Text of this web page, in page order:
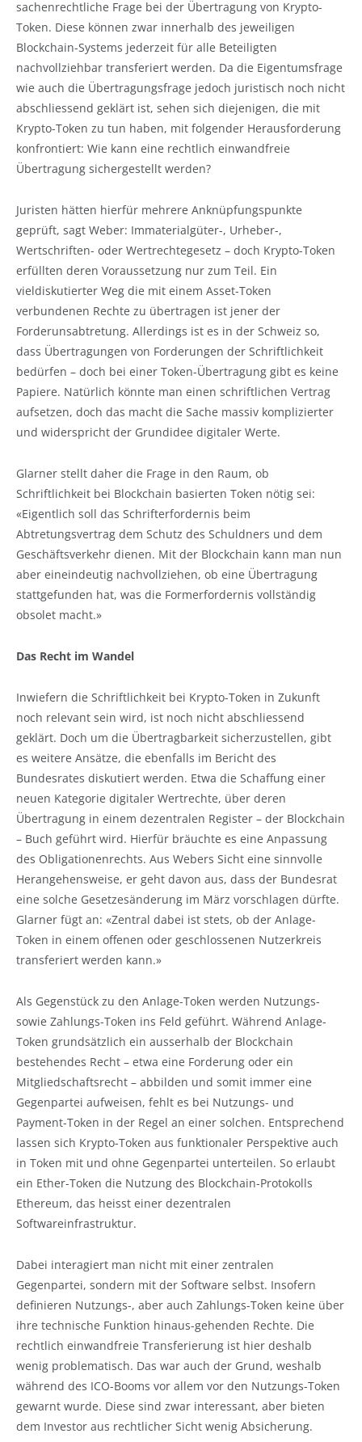
sachenrechtliche Frage bei der Übertragung von Krypto-
Token. Diese können zwar innerhalb des jeweiligen
Blockchain-Systems jederzeit für alle Beteiligten
nachvollziehbar transferiert werden. Da die Eigentumsfrage
wie auch die Übertragungsfrage jedoch juristisch noch nicht
abschliessend geklärt ist, sehen sich diejenigen, die mit
Krypto-Token zu tun haben, mit folgender Herausforderung
konfrontiert: Wie kann eine rechtlich einwandfreie
Übertragung sichergestellt werden?
Juristen hätten hierfür mehrere Anknüpfungspunkte
geprüft, sagt Weber: Immaterialgüter-, Urheber-,
Wertschriften- oder Wertrechtegesetz – doch Krypto-Token
erfüllten deren Voraussetzung nur zum Teil. Ein
vieldiskutierter Weg die mit einem Asset-Token
verbundenen Rechte zu übertragen ist jener der
Forderunsabtretung. Allerdings ist es in der Schweiz so,
dass Übertragungen von Forderungen der Schriftlichkeit
bedürfen – doch bei einer Token-Übertragung gibt es keine
Papiere. Natürlich könnte man einen schriftlichen Vertrag
aufsetzen, doch das macht die Sache massiv komplizierter
und widerspricht der Grundidee digitaler Werte.
Glarner stellt daher die Frage in den Raum, ob
Schriftlichkeit bei Blockchain basierten Token nötig sei:
«Eigentlich soll das Schrifterfordernis beim
Abtretungsvertrag dem Schutz des Schuldners und dem
Geschäftsverkehr dienen. Mit der Blockchain kann man nun
aber eineindeutig nachvollziehen, ob eine Übertragung
stattgefunden hat, was die Formerfordernis vollständig
obsolet macht.»
Das Recht im Wandel
Inwiefern die Schriftlichkeit bei Krypto-Token in Zukunft
noch relevant sein wird, ist noch nicht abschliessend
geklärt. Doch um die Übertragbarkeit sicherzustellen, gibt
es weitere Ansätze, die ebenfalls im Bericht des
Bundesrates diskutiert werden. Etwa die Schaffung einer
neuen Kategorie digitaler Wertrechte, über deren
Übertragung in einem dezentralen Register – der Blockchain
– Buch geführt wird. Hierfür bräuchte es eine Anpassung
des Obligationenrechts. Aus Webers Sicht eine sinnvolle
Herangehensweise, er geht davon aus, dass der Bundesrat
eine solche Gesetzesänderung im März vorschlagen dürfte.
Glarner fügt an: «Zentral dabei ist stets, ob der Anlage-
Token in einem offenen oder geschlossenen Nutzerkreis
transferiert werden kann.»
Als Gegenstück zu den Anlage-Token werden Nutzungs-
sowie Zahlungs-Token ins Feld geführt. Während Anlage-
Token grundsätzlich ein ausserhalb der Blockchain
bestehendes Recht – etwa eine Forderung oder ein
Mitgliedschaftsrecht – abbilden und somit immer eine
Gegenpartei aufweisen, fehlt es bei Nutzungs- und
Payment-Token in der Regel an einer solchen. Entsprechend
lassen sich Krypto-Token aus funktionaler Perspektive auch
in Token mit und ohne Gegenpartei unterteilen. So erlaubt
ein Ether-Token die Nutzung des Blockchain-Protokolls
Ethereum, das heisst einer dezentralen
Softwareinfrastruktur.
Dabei interagiert man nicht mit einer zentralen
Gegenpartei, sondern mit der Software selbst. Insofern
definieren Nutzungs-, aber auch Zahlungs-Token keine über
ihre technische Funktion hinaus-gehenden Rechte. Die
rechtlich einwandfreie Transferierung ist hier deshalb
wenig problematisch. Das war auch der Grund, weshalb
während des ICO-Booms vor allem vor den Nutzungs-Token
gewarnt wurde. Diese sind zwar interessant, aber bieten
dem Investor aus rechtlicher Sicht wenig Absicherung.